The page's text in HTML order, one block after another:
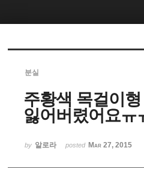
분실
주황색 목걸이
잃어버렸어요ㅠ
by 알로라 posted Mar 27, 2015
5
5